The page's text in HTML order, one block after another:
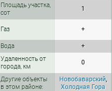
Площадь участка,
сот
1
Газ +
Вода +
Удаленность от
города, км
0
Другие объекты
в этом районе:
Новобаварский,
Холодная Гора